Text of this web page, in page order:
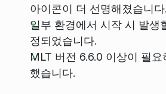
아이콘이 더 선명해졌습니다.
일부 환경에서 시작 시 발생
정되었습니다.
MLT 버전 6.6.0 이상이 필
했습니다.